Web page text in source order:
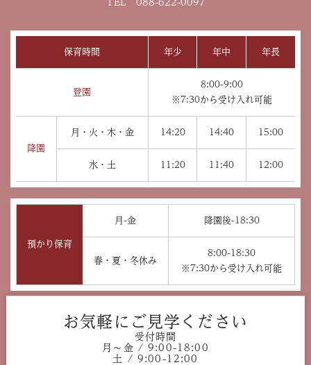
保育時間 年少 年中 年長
登園
8:00-9:00
※7:30から受け入れ可能
降園
月・火・木・金 14:20 14:40 15:00
水・土 11:20 11:40 12:00
預かり保育
月-金 降園後-18:30
春・夏・冬休み
8:00-18:30
※7:30から受け入れ可能
お気軽にご見学ください
受付時間
月〜金 / 9:00-18:00
土 / 9:00-12:00